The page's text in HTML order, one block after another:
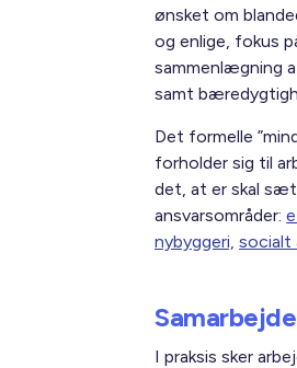
ønsket om
og enlige, fokus
sammenlægning
samt
Det formelle
forholder sig til
det, at er skal
ansvarsområder:
nybyggeri, socialt
I praksis sker